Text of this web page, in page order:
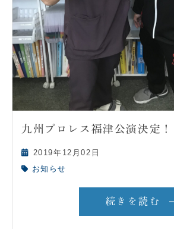
九州プロレス福津公演決定！
2019年12月02日
お知らせ
続きを読む